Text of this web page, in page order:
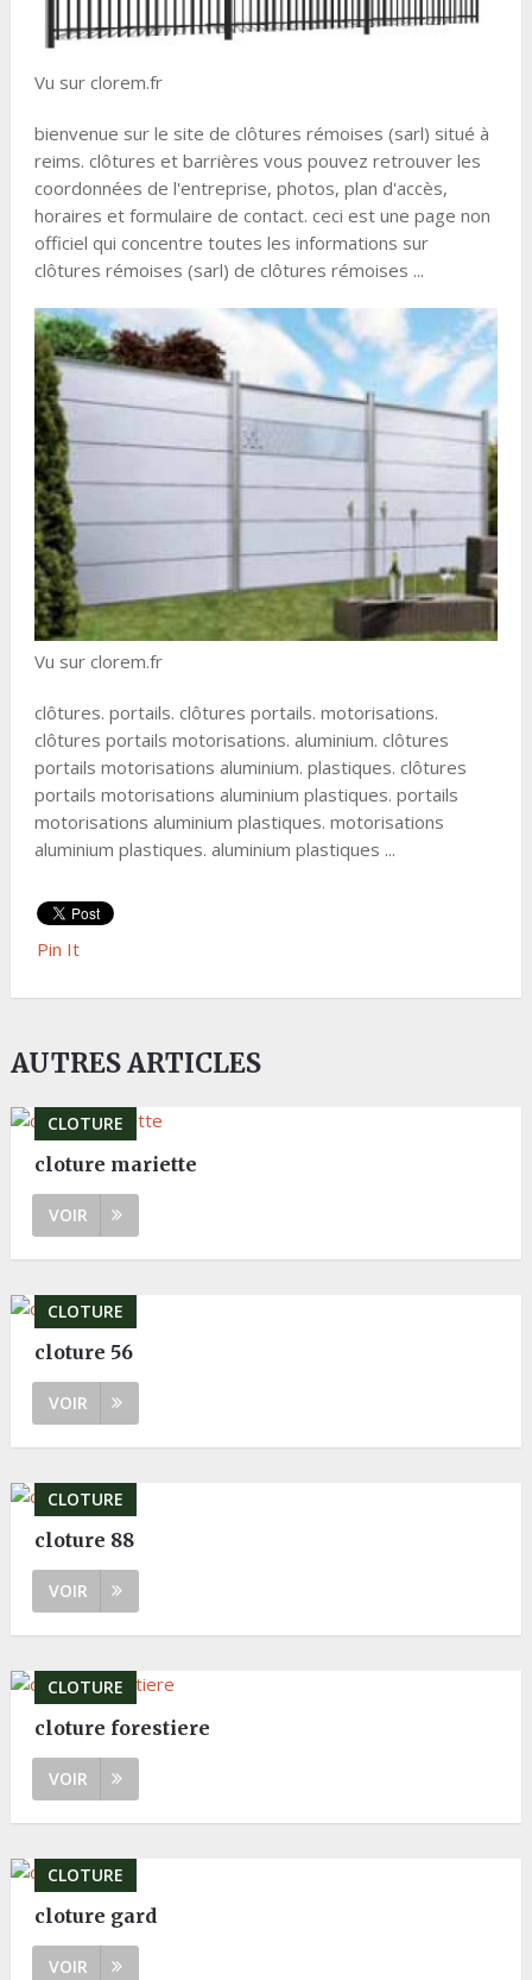
Vu sur clorem.fr
bienvenue sur le site de clôtures rémoises (sarl) situé à
reims. clôtures et barrières vous pouvez retrouver les
coordonnées de l'entreprise, photos, plan d'accès,
horaires et formulaire de contact. ceci est une page non
officiel qui concentre toutes les informations sur
clôtures rémoises (sarl) de clôtures rémoises ...
Vu sur clorem.fr
clôtures. portails. clôtures portails. motorisations.
clôtures portails motorisations. aluminium. clôtures
portails motorisations aluminium. plastiques. clôtures
portails motorisations aluminium plastiques. portails
motorisations aluminium plastiques. motorisations
aluminium plastiques. aluminium plastiques ...
Pin It
AUTRES ARTICLES
CLOTURE
cloture mariette
VOIR
CLOTURE
cloture 56
VOIR
CLOTURE
cloture 88
VOIR
CLOTURE
cloture forestiere
VOIR
CLOTURE
cloture gard
VOIR